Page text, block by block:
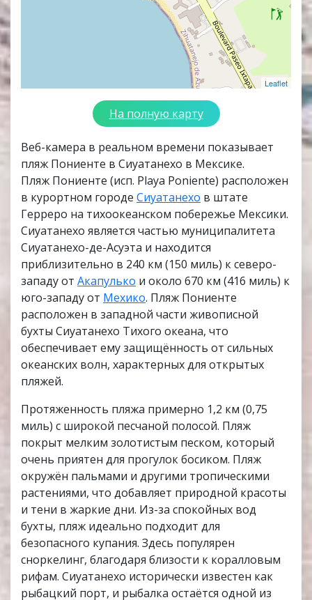
Leaflet
На полную карту
Веб-камера в реальном времени показывает
пляж Пониенте в Сиуатанехо в Мексике.
Пляж Пониенте (исп. Playa Poniente) расположен
в курортном городе Сиуатанехо в штате
Герреро на тихоокеанском побережье Мексики.
Сиуатанехо является частью муниципалитета
Сиуатанехо-де-Асуэта и находится
приблизительно в 240 км (150 миль) к северо-
западу от Акапулько и около 670 км (416 миль) к
юго-западу от Мехико. Пляж Пониенте
расположен в западной части живописной
бухты Сиуатанехо Тихого океана, что
обеспечивает ему защищённость от сильных
океанских волн, характерных для открытых
пляжей.
Протяженность пляжа примерно 1,2 км (0,75
миль) с широкой песчаной полосой. Пляж
покрыт мелким золотистым песком, который
очень приятен для прогулок босиком. Пляж
окружён пальмами и другими тропическими
растениями, что добавляет природной красоты
и тени в жаркие дни. Из-за спокойных вод
бухты, пляж идеально подходит для
безопасного купания. Здесь популярен
сноркелинг, благодаря близости к коралловым
рифам. Сиуатанехо исторически известен как
рыбацкий порт, и рыбалка остаётся одной из